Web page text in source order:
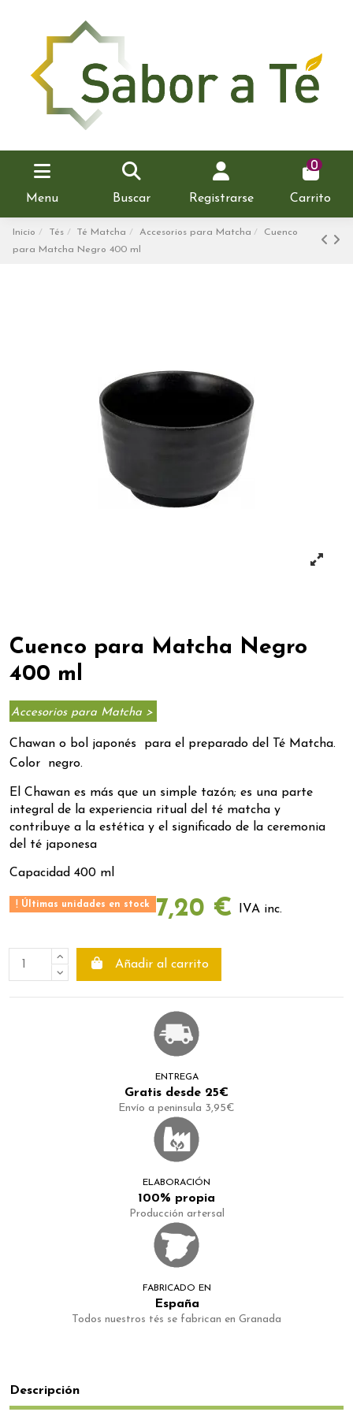
Menu Buscar Registrarse
0
Carrito
Inicio Tés Té Matcha Accesorios para Matcha
Cuenco
para Matcha Negro 400 ml
Cuenco para Matcha Negro
400 ml
Accesorios para Matcha >
Chawan o bol japonés para el preparado del Té Matcha.
Color negro.
El Chawan es más que un simple tazón; es una parte
integral de la experiencia ritual del té matcha y
contribuye a la estética y el significado de la ceremonia
del té japonesa
Capacidad 400 ml
Últimas unidades en stock 7,20 € IVA inc.
Añadir al carrito
ENTREGA
Gratis desde 25€
Envío a peninsula 3,95€
ELABORACIÓN
100% propia
Producción artersal
FABRICADO EN
España
Todos nuestros tés se fabrican en Granada
Descripción